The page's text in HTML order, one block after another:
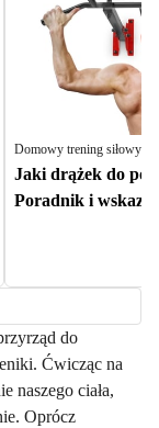
Domowy trening siłowy
Jaki drążek do
Poradnik i
do
Ćwicząc na
naszego ciała,
Oprócz